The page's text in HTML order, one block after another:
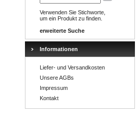
Verwenden Sie Stichworte,
um ein Produkt zu finden.
erweiterte Suche
Informationen
Liefer- und Versandkosten
Unsere AGBs
Impressum
Kontakt